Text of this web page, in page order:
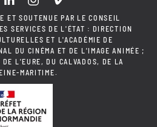
ET SOUTENUE PAR LE CONSEIL
SERVICES DE L'ÉTAT : DIRECTION
ET L'ACADÉMIE DE
DU CINÉMA ET DE L'IMAGE ANIMÉE ;
DE L'EURE, DU CALVADOS, DE LA
MARITIME.